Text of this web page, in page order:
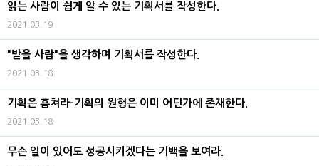
읽는 사람이 쉽게 알 수 있는 기획서를 작성한다.
2021.03.19
"받을 사람"을 생각하며 기획서를 작성한다.
2021.03.18
기획은 훔쳐라-기획의 원형은 이미 어딘가에 존재한다.
2021.03.18
무슨 일이 있어도 성공시키겠다는 기백을 보여라.